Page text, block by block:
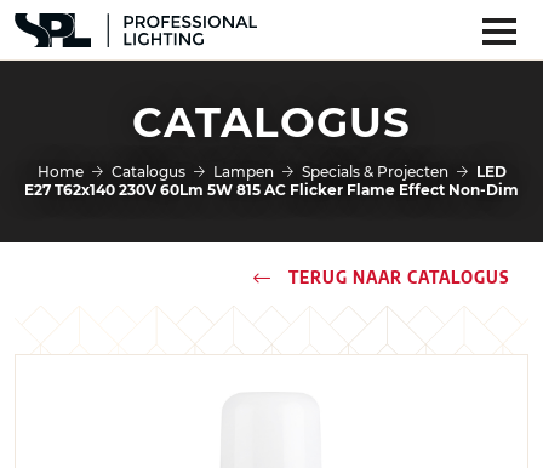
CATALOGUS
Home Catalogus Lampen Specials & Projecten
LED
E27 T62x140 230V 60Lm 5W 815 AC Flicker Flame Effect Non-Dim
TERUG NAAR CATALOGUS